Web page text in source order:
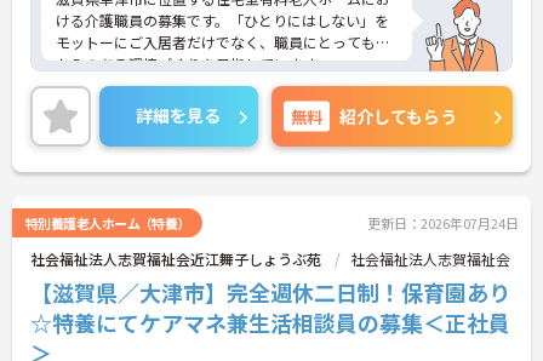
ける介護職員の募集です。「ひとりにはしない」を
モットーにご入居者だけでなく、職員にとっても温
かみのある環境づくりを目指しています。
ご利用者一人ひとりに寄り添って介護サービスを提
供していただける方を募集しています。これまでの
介護業務を活かしながら業務できる職場環境です。
ご興味のある方には、面接対策ポイントなど、さら
に詳細をお話しいたしますのでお気軽にご相談くだ
詳細を見る 無料 紹介してもらう
特別養護老人ホーム（特養） 更新日：2026年07月24日
社会福祉法人志賀福祉会近江舞子しょうぶ苑 社会福祉法人志賀福祉会
【滋賀県／大津市】完全週休二日制！保育園あり
☆特養にてケアマネ兼生活相談員の募集＜正社員
＞